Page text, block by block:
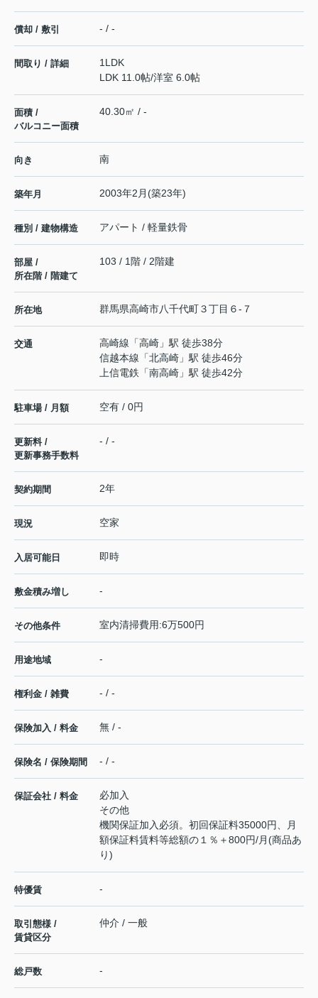
償却 / 敷引 - / -
間取り / 詳細
1LDK
LDK 11.0帖/洋室 6.0帖
面積 /
バルコニー面積
40.30㎡ / -
向き 南
築年月 2003年2月(築23年)
種別 / 建物構造 アパート / 軽量鉄骨
部屋 /
所在階 / 階建て
103 / 1階 / 2階建
所在地 群馬県高崎市八千代町３丁目６-７
交通 高崎線 「高崎 」駅 徒歩38分
信越本線 「北高崎 」駅 徒歩46分
上信電鉄 「南高崎 」駅 徒歩42分
駐車場 / 月額 空有 / 0円
更新料 /
更新事務手数料
- / -
契約期間 2年
現況 空家
入居可能日 即時
敷金積み増し -
その他条件 室内清掃費用:6万500円
用途地域 -
権利金 / 雑費 - / -
保険加入 / 料金 無 / -
保険名 / 保険期間 - / -
保証会社 / 料金
必加入
その他
機関保証加入必須。初回保証料35000円、月
額保証料賃料等総額の１％＋800円/月(商品あ
り)
特優賃 -
取引態様 /
賃貸区分
仲介 / 一般
総戸数 -